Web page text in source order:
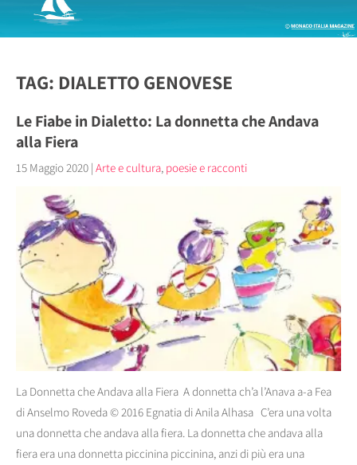
TAG: DIALETTO GENOVESE
Le Fiabe in Dialetto: La donnetta che Andava
alla Fiera
15 Maggio 2020 | Arte e cultura, poesie e racconti
La Donnetta che Andava alla Fiera A donnetta ch’a l’Anava a-a Fea
di Anselmo Roveda © 2016 Egnatia di Anila Alhasa C’era una volta
una donnetta che andava alla fiera. La donnetta che andava alla
fiera era una donnetta piccinina piccinina, anzi di più era una